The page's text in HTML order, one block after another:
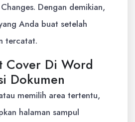
Dengan demikian,
Anda buat setelah
tercatat.
Cover Di Word
Dokumen
memilih area tertentu,
halaman sampul